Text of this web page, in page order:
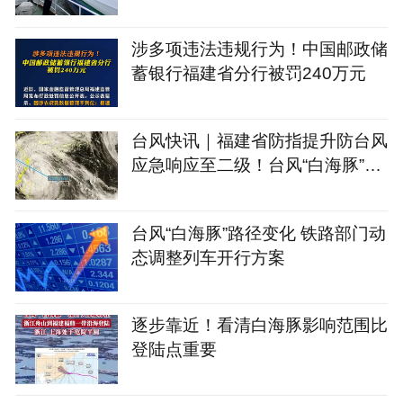
涉多项违法违规行为！中国邮政储
蓄银行福建省分行被罚240万元
台风快讯｜福建省防指提升防台风
应急响应至二级！台风“白海豚”最
台风“白海豚”路径变化 铁路部门动
态调整列车开行方案
逐步靠近！看清白海豚影响范围比
登陆点重要